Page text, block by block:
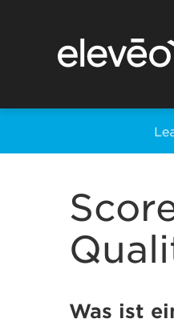
Was ist